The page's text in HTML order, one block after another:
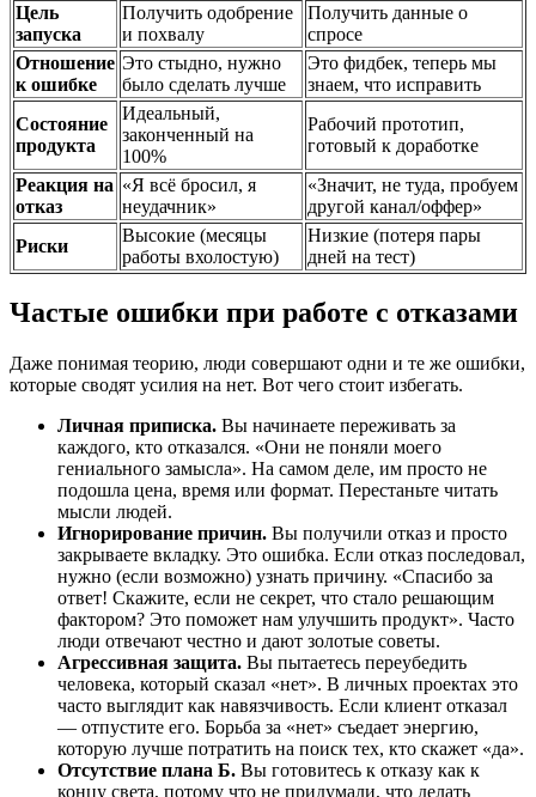
Цель
запуска
Получить одобрение
и похвалу
Получить данные о
спросе
Отношение
к ошибке
Это стыдно, нужно
было сделать лучше
Это фидбек, теперь мы
знаем, что исправить
Состояние
продукта
Идеальный,
законченный на
100%
Рабочий прототип,
готовый к доработке
Реакция на
отказ
«Я всё бросил, я
неудачник»
«Значит, не туда, пробуем
другой канал/оффер»
Риски
Высокие (месяцы
работы вхолостую)
Низкие (потеря пары
дней на тест)
Частые ошибки при работе с отказами
Даже понимая теорию, люди совершают одни и те же ошибки,
которые сводят усилия на нет. Вот чего стоит избегать.
Личная приписка. Вы начинаете переживать за
каждого, кто отказался. «Они не поняли моего
гениального замысла». На самом деле, им просто не
подошла цена, время или формат. Перестаньте читать
мысли людей.
Игнорирование причин. Вы получили отказ и просто
закрываете вкладку. Это ошибка. Если отказ последовал,
нужно (если возможно) узнать причину. «Спасибо за
ответ! Скажите, если не секрет, что стало решающим
фактором? Это поможет нам улучшить продукт». Часто
люди отвечают честно и дают золотые советы.
Агрессивная защита. Вы пытаетесь переубедить
человека, который сказал «нет». В личных проектах это
часто выглядит как навязчивость. Если клиент отказал
— отпустите его. Борьба за «нет» съедает энергию,
которую лучше потратить на поиск тех, кто скажет «да».
Отсутствие плана Б. Вы готовитесь к отказу как к
концу света, потому что не придумали, что делать